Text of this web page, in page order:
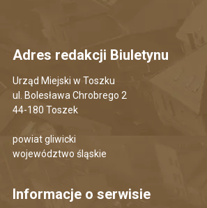
Adres redakcji Biuletynu
Urząd Miejski w Toszku
ul. Bolesława Chrobrego 2
44-180 Toszek
powiat gliwicki
województwo śląskie
Informacje o serwisie